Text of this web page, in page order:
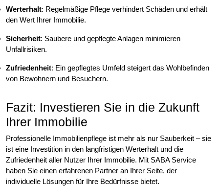
Werterhalt: Regelmäßige Pflege verhindert Schäden und erhält
den Wert Ihrer Immobilie.
Sicherheit: Saubere und gepflegte Anlagen minimieren
Unfallrisiken.
Zufriedenheit: Ein gepflegtes Umfeld steigert das Wohlbefinden
von Bewohnern und Besuchern.
Fazit: Investieren Sie in die Zukunft
Ihrer Immobilie
Professionelle Immobilienpflege ist mehr als nur Sauberkeit – sie
ist eine Investition in den langfristigen Werterhalt und die
Zufriedenheit aller Nutzer Ihrer Immobilie. Mit SABA Service
haben Sie einen erfahrenen Partner an Ihrer Seite, der
individuelle Lösungen für Ihre Bedürfnisse bietet.